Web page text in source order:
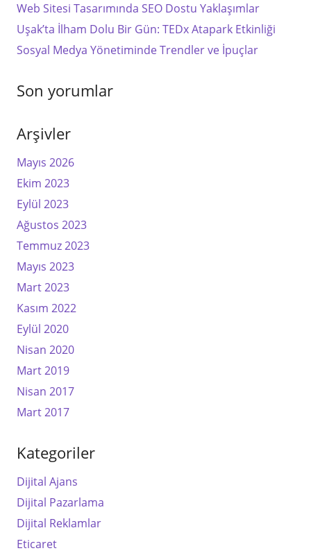
Web Sitesi Tasarımında SEO Dostu Yaklaşımlar
Uşak’ta İlham Dolu Bir Gün: TEDx Atapark Etkinliği
Sosyal Medya Yönetiminde Trendler ve İpuçlar
Son yorumlar
Arşivler
Mayıs 2026
Ekim 2023
Eylül 2023
Ağustos 2023
Temmuz 2023
Mayıs 2023
Mart 2023
Kasım 2022
Eylül 2020
Nisan 2020
Mart 2019
Nisan 2017
Mart 2017
Kategoriler
Dijital Ajans
Dijital Pazarlama
Dijital Reklamlar
Eticaret